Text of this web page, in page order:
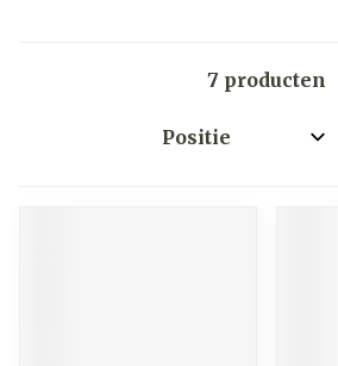
7 producten
Sorteer op: